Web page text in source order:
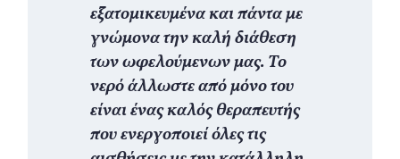
εξατομικευμένα και πάντα με
γνώμονα την καλή διάθεση
των ωφελούμενων μας. Το
νερό άλλωστε από μόνο του
είναι ένας καλός θεραπευτής
που ενεργοποιεί όλες τις